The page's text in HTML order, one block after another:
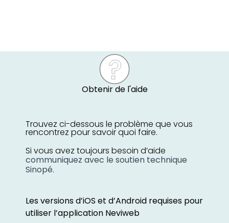
Obtenir de l'aide
Trouvez ci-dessous le problème que vous
rencontrez pour savoir quoi faire.
Si vous avez toujours besoin d’aide
communiquez avec le soutien technique
Sinopé.
Les versions d’iOS et d’Android requises pour
utiliser l’application Neviweb